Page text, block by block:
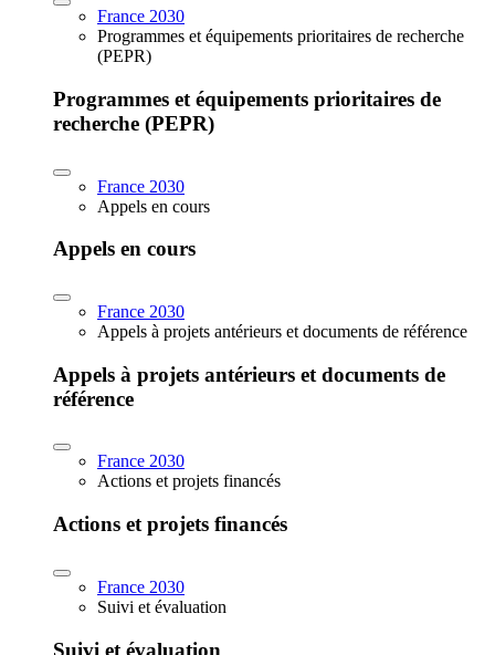
France 2030
Programmes et équipements prioritaires de recherche
(PEPR)
Programmes et équipements prioritaires de
recherche (PEPR)
France 2030
Appels en cours
Appels en cours
France 2030
Appels à projets antérieurs et documents de référence
Appels à projets antérieurs et documents de
référence
France 2030
Actions et projets financés
Actions et projets financés
France 2030
Suivi et évaluation
Suivi et évaluation